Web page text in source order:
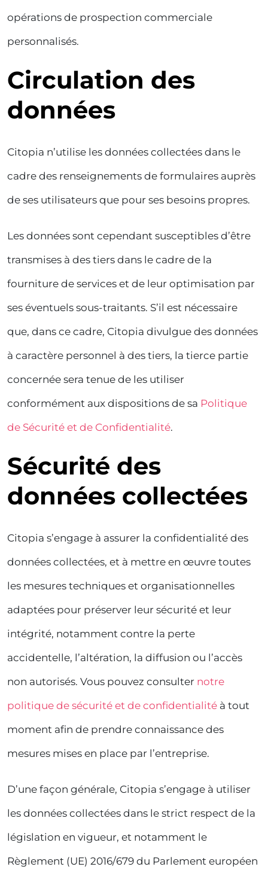
opérations de prospection commerciale
personnalisés.
Circulation des
données
Citopia n’utilise les données collectées dans le
cadre des renseignements de formulaires auprès
de ses utilisateurs que pour ses besoins propres.
Les données sont cependant susceptibles d’être
transmises à des tiers dans le cadre de la
fourniture de services et de leur optimisation par
ses éventuels sous-traitants. S’il est nécessaire
que, dans ce cadre, Citopia divulgue des données
à caractère personnel à des tiers, la tierce partie
concernée sera tenue de les utiliser
conformément aux dispositions de sa Politique
de Sécurité et de Confidentialité.
Sécurité des
données collectées
Citopia s’engage à assurer la confidentialité des
données collectées, et à mettre en œuvre toutes
les mesures techniques et organisationnelles
adaptées pour préserver leur sécurité et leur
intégrité, notamment contre la perte
accidentelle, l’altération, la diffusion ou l’accès
non autorisés. Vous pouvez consulter notre
politique de sécurité et de confidentialité à tout
moment afin de prendre connaissance des
mesures mises en place par l’entreprise.
D’une façon générale, Citopia s’engage à utiliser
les données collectées dans le strict respect de la
législation en vigueur, et notamment le
Règlement (UE) 2016/679 du Parlement européen